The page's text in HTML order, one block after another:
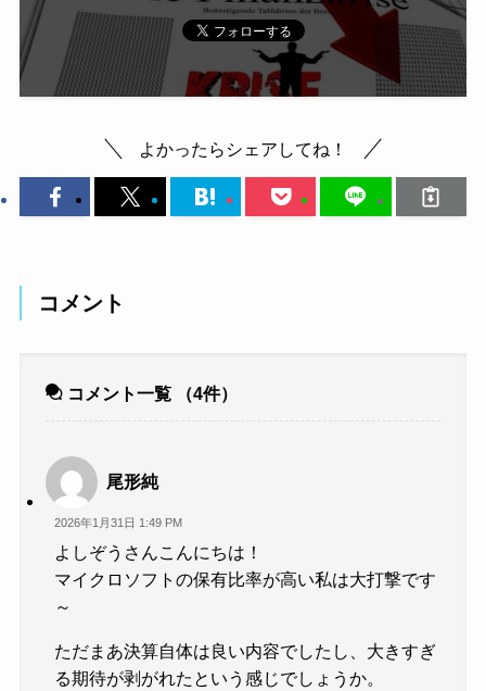
よかったらシェアしてね！
コメント
コメント一覧 （4件）
尾形純
2026年1月31日 1:49 PM
よしぞうさんこんにちは！
マイクロソフトの保有比率が高い私は大打撃です
～
ただまあ決算自体は良い内容でしたし、大きすぎ
る期待が剥がれたという感じでしょうか。